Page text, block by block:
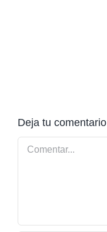
Deja tu comentario
Comentar